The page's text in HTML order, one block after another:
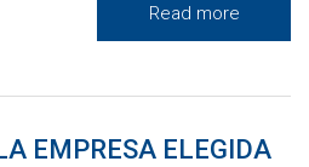
Read more
EMPRESA ELEGIDA